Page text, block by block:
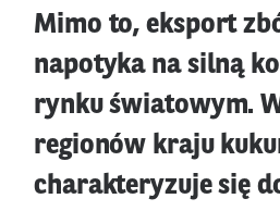
Mimo to, eksport
napotyka na silną
rynku światowym.
regionów kraju
charakteryzuje się